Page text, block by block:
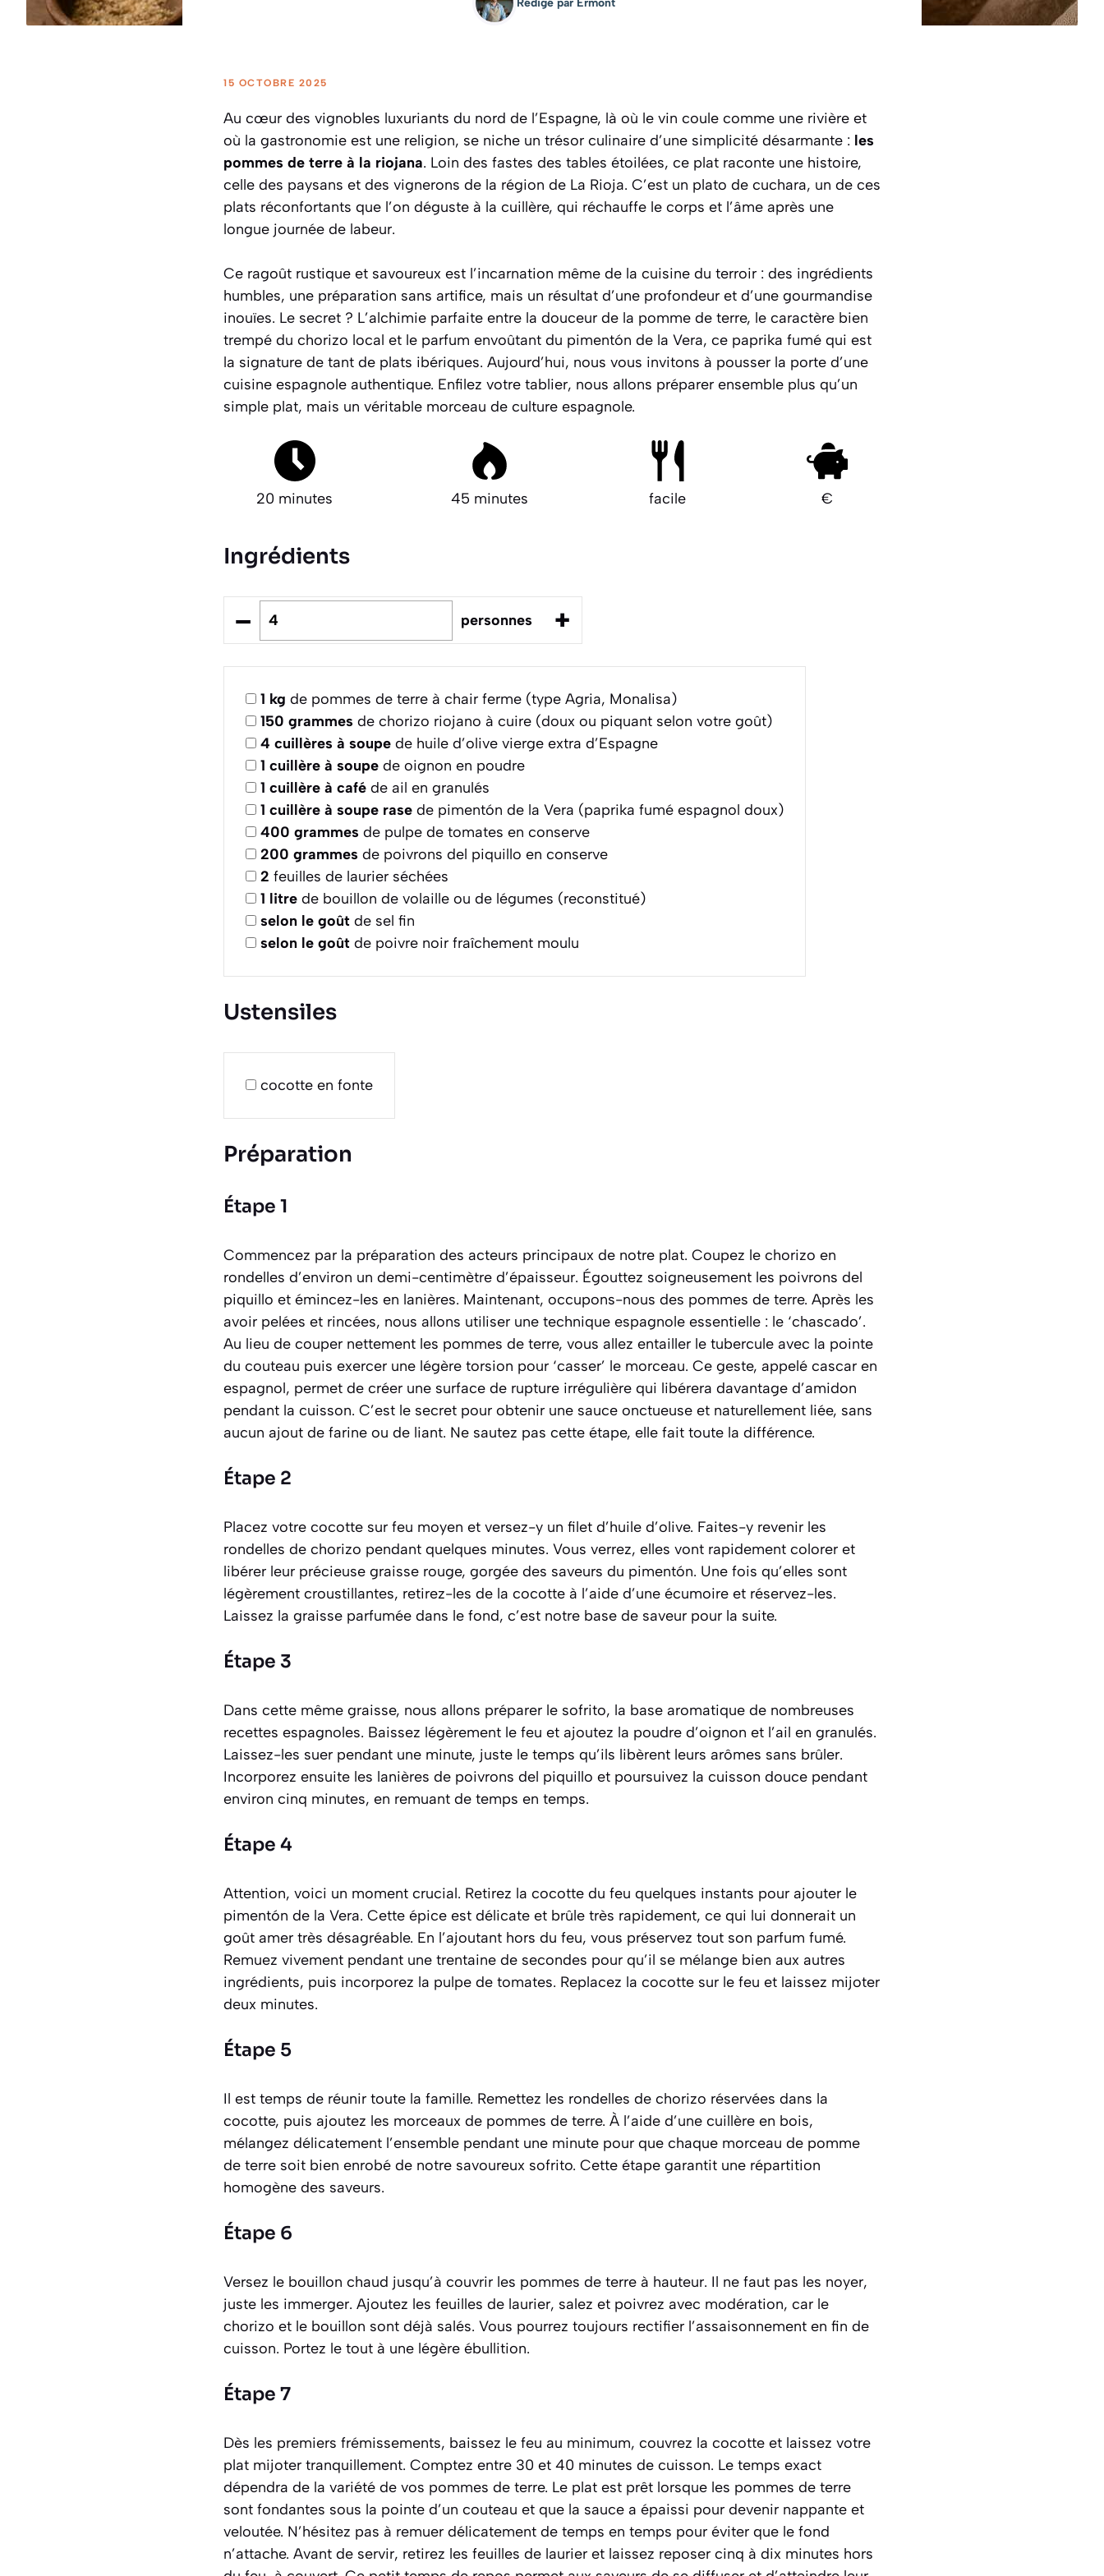
Rédigé par Ermont
15 OCTOBRE 2025
Au cœur des vignobles luxuriants du nord de l’Espagne, là où le vin coule comme une rivière et
où la gastronomie est une religion, se niche un trésor culinaire d’une simplicité désarmante : les
pommes de terre à la riojana. Loin des fastes des tables étoilées, ce plat raconte une histoire,
celle des paysans et des vignerons de la région de La Rioja. C’est un plato de cuchara, un de ces
plats réconfortants que l’on déguste à la cuillère, qui réchauffe le corps et l’âme après une
longue journée de labeur.
Ce ragoût rustique et savoureux est l’incarnation même de la cuisine du terroir : des ingrédients
humbles, une préparation sans artifice, mais un résultat d’une profondeur et d’une gourmandise
inouïes. Le secret ? L’alchimie parfaite entre la douceur de la pomme de terre, le caractère bien
trempé du chorizo local et le parfum envoûtant du pimentón de la Vera, ce paprika fumé qui est
la signature de tant de plats ibériques. Aujourd’hui, nous vous invitons à pousser la porte d’une
cuisine espagnole authentique. Enfilez votre tablier, nous allons préparer ensemble plus qu’un
simple plat, mais un véritable morceau de culture espagnole.
20 minutes 45 minutes facile €
Ingrédients
– personnes +
1 kg de pommes de terre à chair ferme (type Agria, Monalisa)
150 grammes de chorizo riojano à cuire (doux ou piquant selon votre goût)
4 cuillères à soupe de huile d’olive vierge extra d’Espagne
1 cuillère à soupe de oignon en poudre
1 cuillère à café de ail en granulés
1 cuillère à soupe rase de pimentón de la Vera (paprika fumé espagnol doux)
400 grammes de pulpe de tomates en conserve
200 grammes de poivrons del piquillo en conserve
2 feuilles de laurier séchées
1 litre de bouillon de volaille ou de légumes (reconstitué)
selon le goût de sel fin
selon le goût de poivre noir fraîchement moulu
Ustensiles
cocotte en fonte
Préparation
Étape 1
Commencez par la préparation des acteurs principaux de notre plat. Coupez le chorizo en
rondelles d’environ un demi-centimètre d’épaisseur. Égouttez soigneusement les poivrons del
piquillo et émincez-les en lanières. Maintenant, occupons-nous des pommes de terre. Après les
avoir pelées et rincées, nous allons utiliser une technique espagnole essentielle : le ‘chascado’.
Au lieu de couper nettement les pommes de terre, vous allez entailler le tubercule avec la pointe
du couteau puis exercer une légère torsion pour ‘casser’ le morceau. Ce geste, appelé cascar en
espagnol, permet de créer une surface de rupture irrégulière qui libérera davantage d’amidon
pendant la cuisson. C’est le secret pour obtenir une sauce onctueuse et naturellement liée, sans
aucun ajout de farine ou de liant. Ne sautez pas cette étape, elle fait toute la différence.
Étape 2
Placez votre cocotte sur feu moyen et versez-y un filet d’huile d’olive. Faites-y revenir les
rondelles de chorizo pendant quelques minutes. Vous verrez, elles vont rapidement colorer et
libérer leur précieuse graisse rouge, gorgée des saveurs du pimentón. Une fois qu’elles sont
légèrement croustillantes, retirez-les de la cocotte à l’aide d’une écumoire et réservez-les.
Laissez la graisse parfumée dans le fond, c’est notre base de saveur pour la suite.
Étape 3
Dans cette même graisse, nous allons préparer le sofrito, la base aromatique de nombreuses
recettes espagnoles. Baissez légèrement le feu et ajoutez la poudre d’oignon et l’ail en granulés.
Laissez-les suer pendant une minute, juste le temps qu’ils libèrent leurs arômes sans brûler.
Incorporez ensuite les lanières de poivrons del piquillo et poursuivez la cuisson douce pendant
environ cinq minutes, en remuant de temps en temps.
Étape 4
Attention, voici un moment crucial. Retirez la cocotte du feu quelques instants pour ajouter le
pimentón de la Vera. Cette épice est délicate et brûle très rapidement, ce qui lui donnerait un
goût amer très désagréable. En l’ajoutant hors du feu, vous préservez tout son parfum fumé.
Remuez vivement pendant une trentaine de secondes pour qu’il se mélange bien aux autres
ingrédients, puis incorporez la pulpe de tomates. Replacez la cocotte sur le feu et laissez mijoter
deux minutes.
Étape 5
Il est temps de réunir toute la famille. Remettez les rondelles de chorizo réservées dans la
cocotte, puis ajoutez les morceaux de pommes de terre. À l’aide d’une cuillère en bois,
mélangez délicatement l’ensemble pendant une minute pour que chaque morceau de pomme
de terre soit bien enrobé de notre savoureux sofrito. Cette étape garantit une répartition
homogène des saveurs.
Étape 6
Versez le bouillon chaud jusqu’à couvrir les pommes de terre à hauteur. Il ne faut pas les noyer,
juste les immerger. Ajoutez les feuilles de laurier, salez et poivrez avec modération, car le
chorizo et le bouillon sont déjà salés. Vous pourrez toujours rectifier l’assaisonnement en fin de
cuisson. Portez le tout à une légère ébullition.
Étape 7
Dès les premiers frémissements, baissez le feu au minimum, couvrez la cocotte et laissez votre
plat mijoter tranquillement. Comptez entre 30 et 40 minutes de cuisson. Le temps exact
dépendra de la variété de vos pommes de terre. Le plat est prêt lorsque les pommes de terre
sont fondantes sous la pointe d’un couteau et que la sauce a épaissi pour devenir nappante et
veloutée. N’hésitez pas à remuer délicatement de temps en temps pour éviter que le fond
n’attache. Avant de servir, retirez les feuilles de laurier et laissez reposer cinq à dix minutes hors